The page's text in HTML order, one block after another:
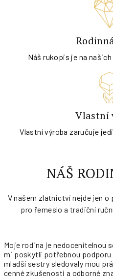
Náš rukopis je na
Vlastní
Vlastní výroba zaručuje
NÁŠ
V našem zlatnictví nejde jen o
pro řemeslo a tradiční
Moje rodina je nedocenitelnou
mi poskytli potřebnou podporu
mladší sestry sledovaly mou prá
cenné zkušenosti a odborné